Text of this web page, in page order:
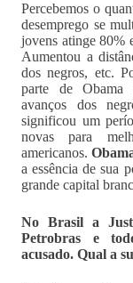
Percebemos o
desemprego se
jovens atinge 80%
Aumentou a
dos negros, etc.
parte de Obama
avanços dos
significou um
novas para
americanos.
a essência de sua
grande capital
No Brasil a
Petrobras e
acusado. Qual a